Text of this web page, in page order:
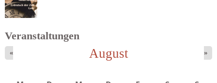
Bartsch, Thomas - Erdrutsch der...
Veranstaltungen
August
« »